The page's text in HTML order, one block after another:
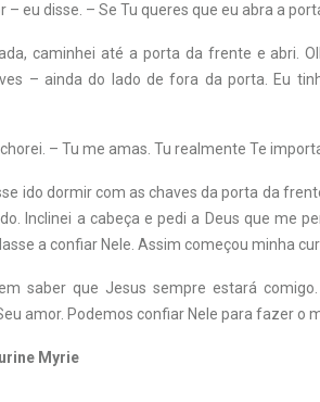
– eu disse. – Se Tu queres que eu abra a
caminhei até a porta da frente e abri.
– ainda do lado de fora da porta. Eu
– Tu me amas. Tu realmente Te
ido dormir com as chaves da porta da
Inclinei a cabeça e pedi a Deus que me
a confiar Nele. Assim começou minha
saber que Jesus sempre estará
amor. Podemos confiar Nele para fazer o
Myrie